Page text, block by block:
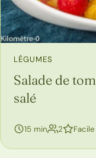
LÉGUMES
Salade de
salé
15 min 2personnes
Facile